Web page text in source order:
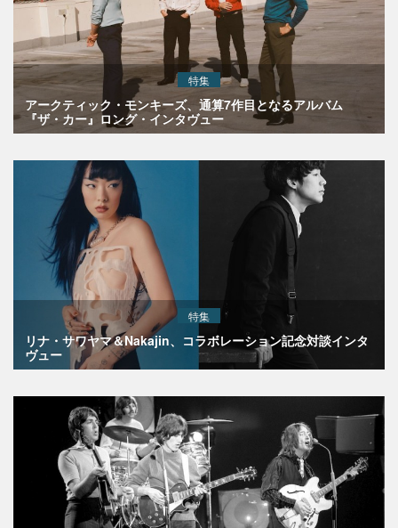
特集
アークティック・モンキーズ、通算7作目となるアルバム
『ザ・カー』ロング・インタヴュー
特集
リナ・サワヤマ＆Nakajin、コラボレーション記念対談インタ
ヴュー